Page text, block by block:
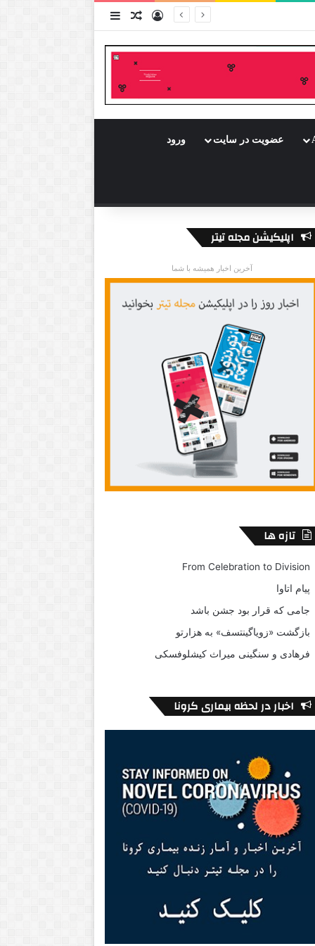
ورودنوشته تصادفی
سایدبار
عضویت در سایت ورود
اپلیکیشن مجله تیتر
آخرین اخبار همیشه با شما
تازه ها
From Celebration to Division
پیام اتاوا
جامی که قرار بود جشن باشد
بازگشت «زویاگینتسف» به هزارتو
فرهادی و سنگینی میراث کیشلوفسکی
اخبار در لحظه بیماری کرونا